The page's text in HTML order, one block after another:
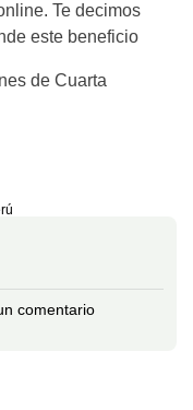
Te decimos
este beneficio
de Cuarta
comentario